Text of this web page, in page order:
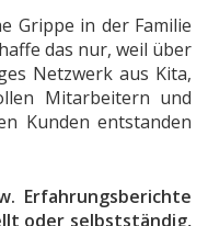
Grippe in der Familie
das nur, weil über
Netzwerk aus Kita,
Mitarbeitern und
Kunden entstanden
Erfahrungsberichte
oder selbstständig,